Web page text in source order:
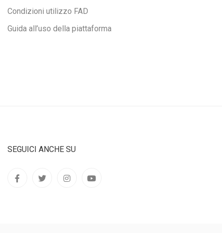
Condizioni utilizzo FAD
Guida all’uso della piattaforma
SEGUICI ANCHE SU